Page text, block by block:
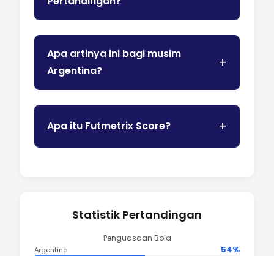
Apa artinya ini bagi musim
Argentina?
Apa itu Futmetrix Score?
Statistik Pertandingan
Penguasaan Bola
Argentina 54%